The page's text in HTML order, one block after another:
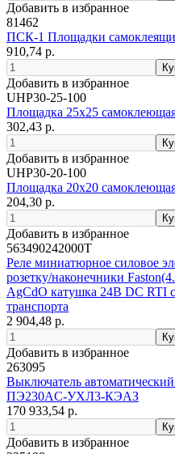
Добавить в избранное
81462
ПСК-1 Площадки
910,74 р.
Добавить в избранное
UHP30-25-100
Площадка 25х25
302,43 р.
Добавить в избранное
UHP30-20-100
Площадка 20х20
204,30 р.
Добавить в избранное
563490242000T
Реле миниатюрное силовое
розетку/наконечники
AgCdO катушка 24В DC RTI
транспорта
2 904,48 р.
Добавить в избранное
263095
Выключатель
ПЭ230AC-УХЛ3-КЭАЗ
170 933,54 р.
Добавить в избранное